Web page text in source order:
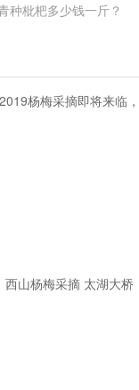
种枇杷多少钱一斤？
2019杨梅采摘即将来临，
西山杨梅采摘 太湖大桥